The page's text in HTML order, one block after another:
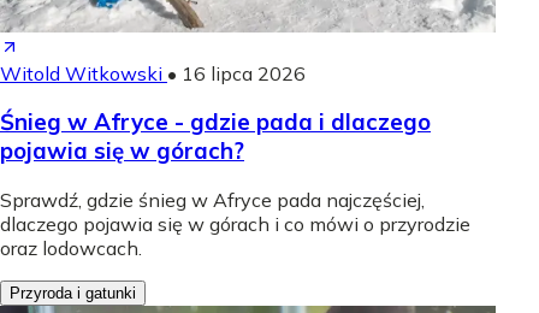
Witold Witkowski • 16 lipca 2026
Śnieg w Afryce - gdzie pada i dlaczego
pojawia się w górach?
Sprawdź, gdzie śnieg w Afryce pada najczęściej,
dlaczego pojawia się w górach i co mówi o przyrodzie
oraz lodowcach.
Przyroda i gatunki